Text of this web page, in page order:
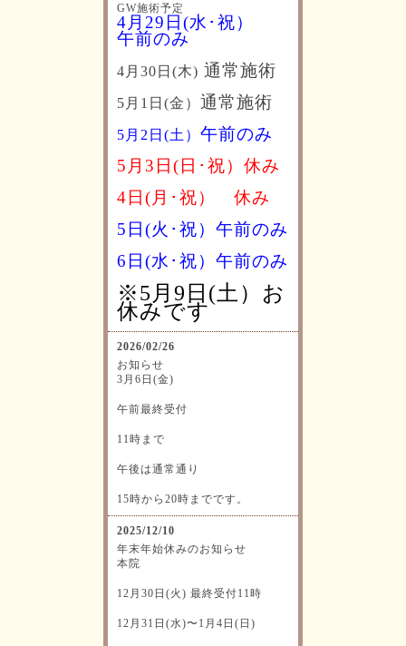
GW施術予定
4月29日(水･祝）
午前のみ
4月30日(木) 通常施術
5月1日(金） 通常施術
5月2日(土） 午前のみ
5月3日(日･祝）休み
4日(月･祝） 休み
5日(火･祝）午前のみ
6日(水･祝） 午前のみ
※5月9日(土）お
休みです
2026/02/26
お知らせ
3月6日(金)
午前最終受付
11時まで
午後は通常通り
15時から20時までです。
2025/12/10
年末年始休みのお知らせ
本院
12月30日(火) 最終受付11時
12月31日(水)〜1月4日(日)